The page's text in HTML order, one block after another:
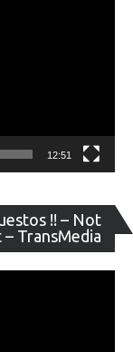
12:51
!! – Not
– TransMedia
de